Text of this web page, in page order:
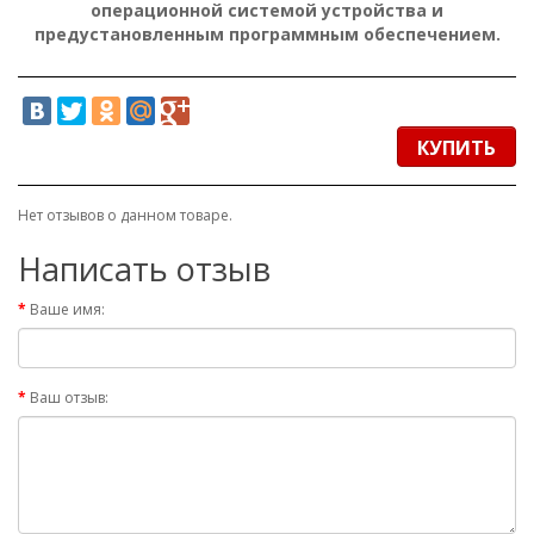
операционной системой устройства и
предустановленным программным обеспечением.
КУПИТЬ
Нет отзывов о данном товаре.
Написать отзыв
Ваше имя:
Ваш отзыв: